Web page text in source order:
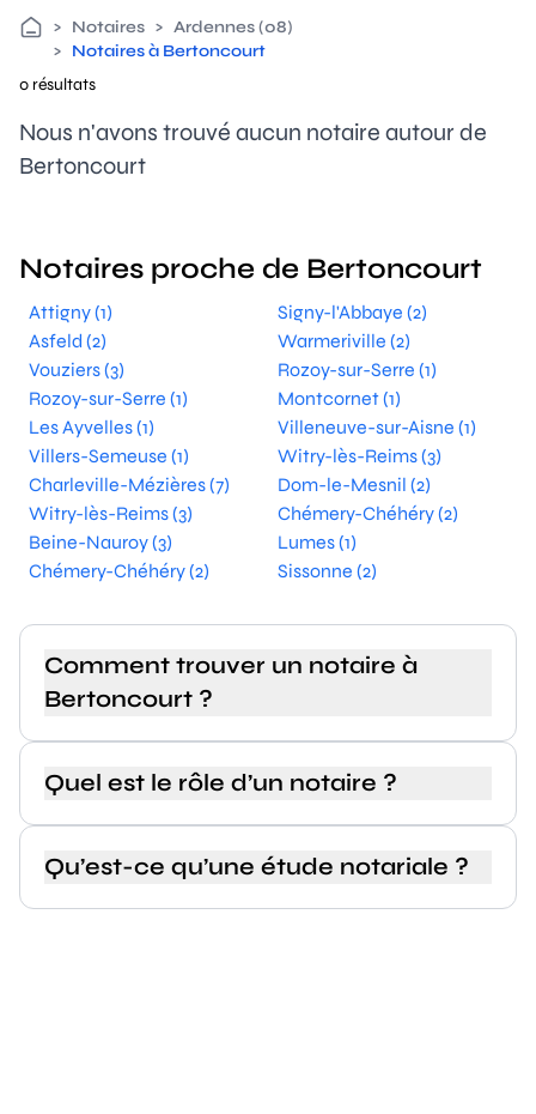
> Notaires > Ardennes (08)
> Notaires à Bertoncourt
0 résultats
Nous n'avons trouvé aucun notaire autour de
Bertoncourt
Notaires proche de Bertoncourt
Attigny (1)
Signy-l'Abbaye (2)
Asfeld (2)
Warmeriville (2)
Vouziers (3)
Rozoy-sur-Serre (1)
Rozoy-sur-Serre (1)
Montcornet (1)
Les Ayvelles (1)
Villeneuve-sur-Aisne (1)
Villers-Semeuse (1)
Witry-lès-Reims (3)
Charleville-Mézières (7)
Dom-le-Mesnil (2)
Witry-lès-Reims (3)
Chémery-Chéhéry (2)
Beine-Nauroy (3)
Lumes (1)
Chémery-Chéhéry (2)
Sissonne (2)
Comment trouver un notaire à
Bertoncourt ?
Quel est le rôle d’un notaire ?
Qu’est-ce qu’une étude notariale ?